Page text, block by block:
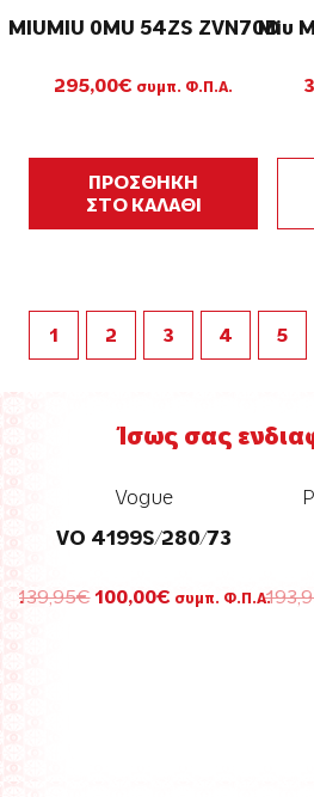
MIUMIU 0MU 54ZS ZVN70D
295,00€ συμπ. Φ.Π.Α.
ΠΡΟΣΘΗΚΗ
ΣΤΟ ΚΑΛΑΘΙ
Miu
1 2 3 4 5
Ίσως σας
Ralph Lauren
3112 9038/87
193,95€ Original
135,00€ Η
συμπ. Φ.Π.Α.